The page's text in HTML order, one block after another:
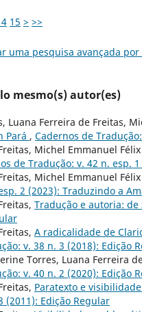
15 > >>
uma pesquisa avançada
mesmo(s) autor(es)
Luana Ferreira de Freitas,
Pará , Cadernos de
Michel Emmanuel
de Tradução: v. 42 n. esp.
Michel Emmanuel
2 (2023): Traduzindo a
Tradução e autoria:
A radicalidade de
v. 38 n. 3 (2018): Edição
Torres, Luana Ferreira
v. 40 n. 2 (2020): Edição
Paratexto e
(2011): Edição Regular